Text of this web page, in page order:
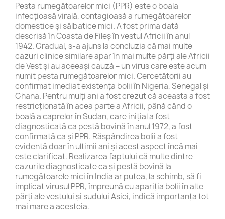
Pesta rumegătoarelor mici (PPR) este o boala
infecțioasă virală, contagioasă a rumegătoarelor
domestice și sălbatice mici. A fost prima dată
descrisă în Coasta de Fileș în vestul Africii în anul
1942. Gradual, s-a ajuns la concluzia că mai multe
cazuri clinice similare apar în mai multe părți ale Africii
de Vest și au aceeași cauză – un virus care este acum
numit pesta rumegătoarelor mici. Cercetătorii au
confirmat imediat existența bolii în Nigeria, Senegal și
Ghana. Pentru mulți ani a fost crezut că aceasta a fost
restricționată în acea parte a Africii, până când o
boală a caprelor în Sudan, care inițial a fost
diagnosticată ca pestă bovină în anul 1972, a fost
confirmată ca și PPR. Răspândirea bolii a fost
evidentă doar în ultimii ani și acest aspect încă mai
este clarificat. Realizarea faptului că multe dintre
cazurile diagnosticate ca și pestă bovină la
rumegătoarele mici în India ar putea, la schimb, să fi
implicat virusul PPR, împreună cu apariția bolii în alte
părți ale vestului și sudului Asiei, indică importanța tot
mai mare a acesteia.